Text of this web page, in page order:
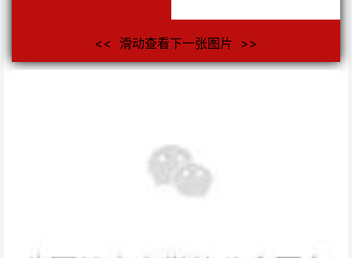
<< 滑动查看下一张图片 >>